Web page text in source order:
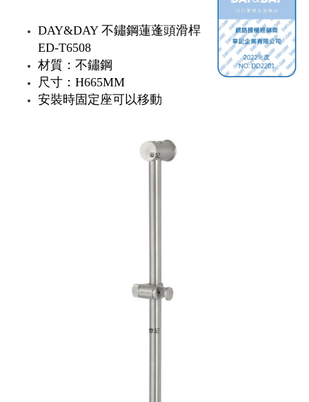
DAY&DAY 不鏽鋼蓮蓬頭滑桿
ED-T6508
材質：不鏽鋼
尺寸：H665MM
安裝時固定座可以移動